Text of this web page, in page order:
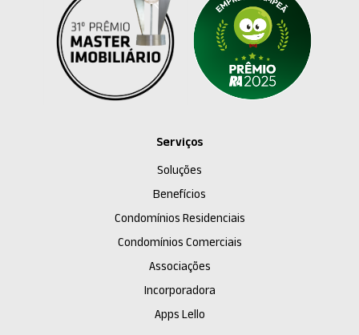
Serviços
Soluções
Benefícios
Condomínios Residenciais
Condomínios Comerciais
Associações
Incorporadora
Apps Lello